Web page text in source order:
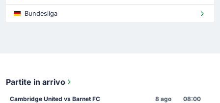
Bundesliga
Partite in arrivo
Cambridge United vs Barnet FC 8 ago 08:00